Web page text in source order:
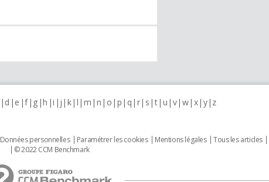
d e f g h i j k l m n o p q r s t u v w x y z
Données personnelles Paramétrer les cookies Mentions légales Tous les articles
© 2022 CCM Benchmark